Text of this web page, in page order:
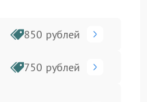
850 рублей
750 рублей